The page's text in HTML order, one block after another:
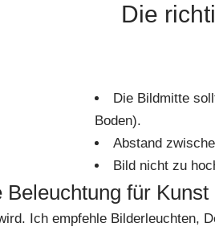
Die
Die Bildmitte
Boden).
Abstand
Bild nicht zu
Beleuchtung für Kunst
Ich empfehle Bilderleuchten,